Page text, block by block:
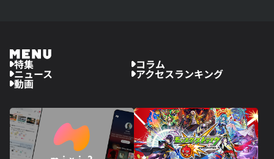
特集 コラム
ニュース アクセスランキング
動画